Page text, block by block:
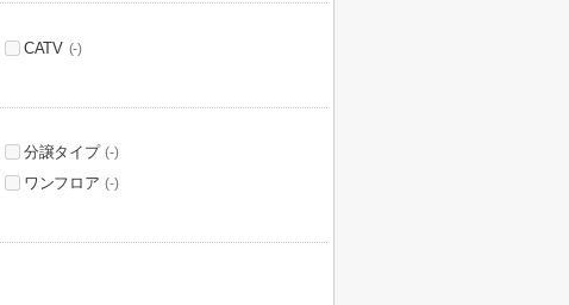
CATV (-)
分譲タイプ (-)
ワンフロア (-)